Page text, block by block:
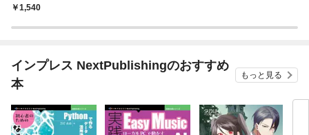
生活とその工夫～
1,540
インプレス NextPublishingのおすすめ
本
もっと見る